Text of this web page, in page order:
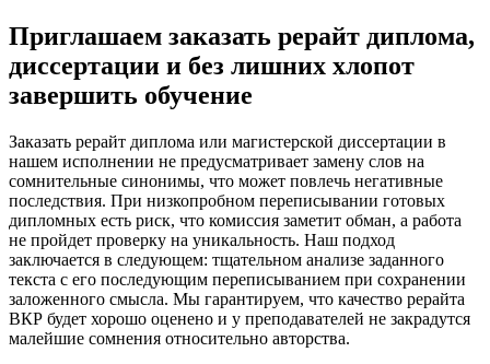
Приглашаем заказать рерайт диплома,
диссертации и без лишних хлопот
завершить обучение
Заказать рерайт диплома или магистерской диссертации в
нашем исполнении не предусматривает замену слов на
сомнительные синонимы, что может повлечь негативные
последствия. При низкопробном переписывании готовых
дипломных есть риск, что комиссия заметит обман, а работа
не пройдет проверку на уникальность. Наш подход
заключается в следующем: тщательном анализе заданного
текста с его последующим переписыванием при сохранении
заложенного смысла. Мы гарантируем, что качество рерайта
ВКР будет хорошо оценено и у преподавателей не закрадутся
малейшие сомнения относительно авторства.